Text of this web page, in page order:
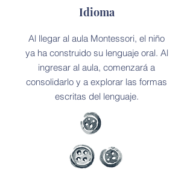
Idioma
Al llegar al aula Montessori, el niño
ya ha construido su lenguaje oral. Al
ingresar al aula, comenzará a
consolidarlo y a explorar las formas
escritas del lenguaje.